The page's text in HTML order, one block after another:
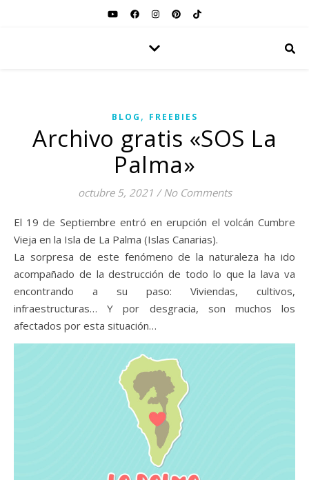
BLOG , FREEBIES
Archivo gratis «SOS La
Palma»
octubre 5, 2021 / No Comments
El 19 de Septiembre entró en erupción el volcán Cumbre
Vieja en la Isla de La Palma (Islas Canarias).
La sorpresa de este fenómeno de la naturaleza ha ido
acompañado de la destrucción de todo lo que la lava va
encontrando a su paso: Viviendas, cultivos,
infraestructuras… Y por desgracia, son muchos los
afectados por esta situación…